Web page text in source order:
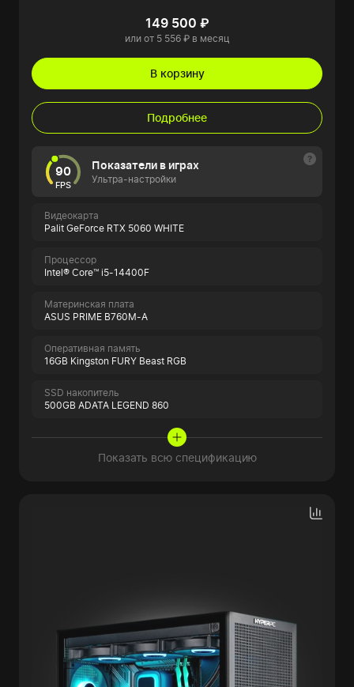
149 500 ₽
или от 5 556 ₽ в месяц
В корзину
Подробнее
90
FPS
Показатели в играх
Ультра-настройки
Видеокарта
Palit GeForce RTX 5060 WHITE
Процессор
Intel® Core™ i5-14400F
Материнская плата
ASUS PRIME B760M-A
Оперативная память
16GB Kingston FURY Beast RGB
SSD накопитель
500GB ADATA LEGEND 860
Показать всю спецификацию